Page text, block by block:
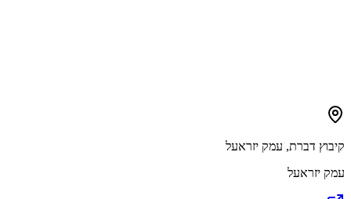
קיבוץ דברת,עמק יזראעל
עמק יזראעל